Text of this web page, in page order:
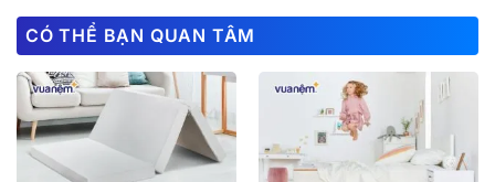
CÓ THỂ BẠN QUAN TÂM